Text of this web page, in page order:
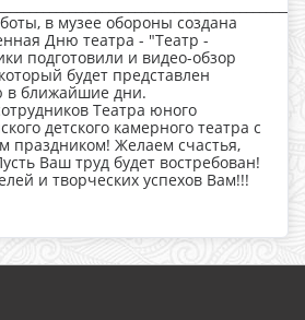
в музее обороны создана
Дню театра - "Театр -
подготовили и видео-обзор
будет представлен
ближайшие дни.
Театра юного
детского камерного театра с
праздником! Желаем счастья,
Ваш труд будет востребован!
и творческих успехов Вам!!!